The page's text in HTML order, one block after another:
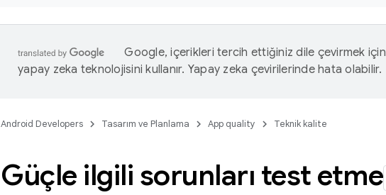
Google, içerikleri tercih ettiğiniz dile çevirmek için
yapay zeka teknolojisini kullanır. Yapay zeka çevirilerinde hata olabilir.
Android Developers Tasarım ve Planlama App quality Teknik kalite
Güçle ilgili sorunları test etme